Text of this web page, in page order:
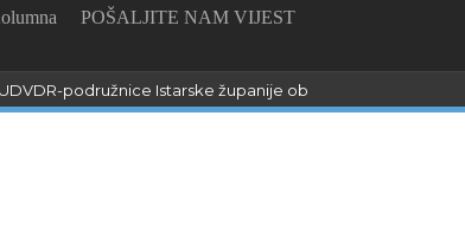
POŠALJITE NAM VIJEST
podružnice Istarske županije obilježili Dan pobjede i